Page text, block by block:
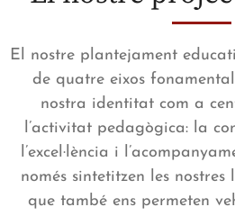
El nostre plantejament
de quatre eixos
nostra identitat com a
l’activitat pedagògica: la
l’excel·lència i
només sintetitzen les
que també ens permeten